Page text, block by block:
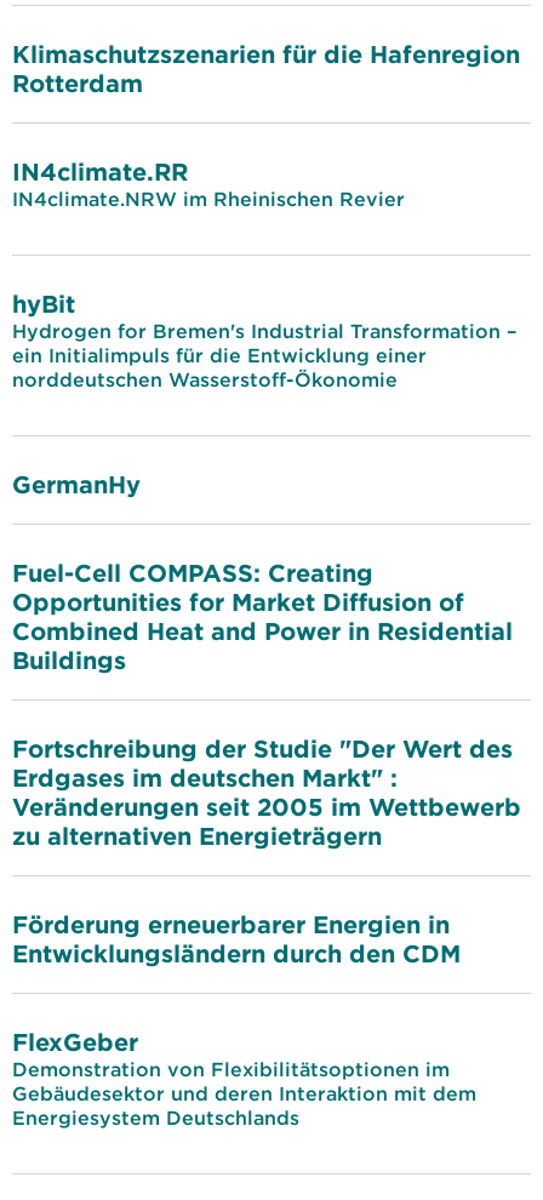
Klimaschutzszenarien für die Hafenregion
Rotterdam
IN4climate.RR
IN4climate.NRW im Rheinischen Revier
hyBit
Hydrogen for Bremen's Industrial Transformation –
ein Initialimpuls für die Entwicklung einer
norddeutschen Wasserstoff-Ökonomie
GermanHy
Fuel-Cell COMPASS: Creating
Opportunities for Market Diffusion of
Combined Heat and Power in Residential
Buildings
Fortschreibung der Studie "Der Wert des
Erdgases im deutschen Markt" :
Veränderungen seit 2005 im Wettbewerb
zu alternativen Energieträgern
Förderung erneuerbarer Energien in
Entwicklungsländern durch den CDM
FlexGeber
Demonstration von Flexibilitätsoptionen im
Gebäudesektor und deren Interaktion mit dem
Energiesystem Deutschlands